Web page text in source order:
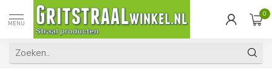
MENU
0